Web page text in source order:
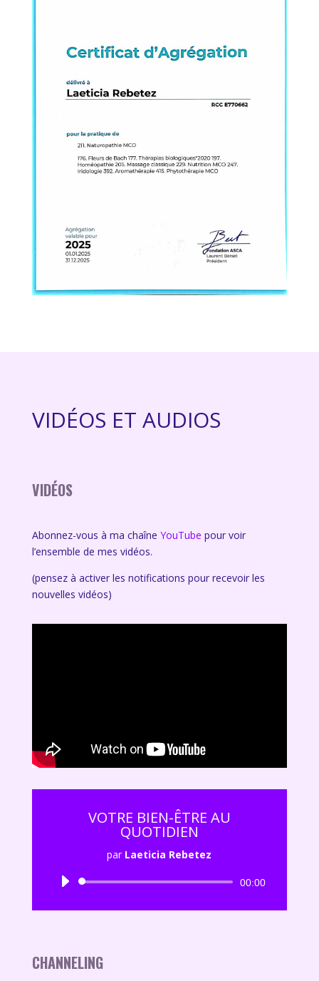
VIDÉOS ET AUDIOS
VIDÉOS
Abonnez-vous à ma chaîne YouTube pour voir
l’ensemble de mes vidéos.
(pensez à activer les notifications pour recevoir les
nouvelles vidéos)
VOTRE BIEN-ÊTRE AU
QUOTIDIEN
par Laeticia Rebetez
Lecteur
00:00
CHANNELING